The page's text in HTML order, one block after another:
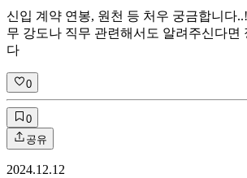
신입 계약 연봉, 원천 등 처우 궁금합니다
무 강도나 직무 관련해서도 알려주신다면
다
0
0
공유
2024.12.12